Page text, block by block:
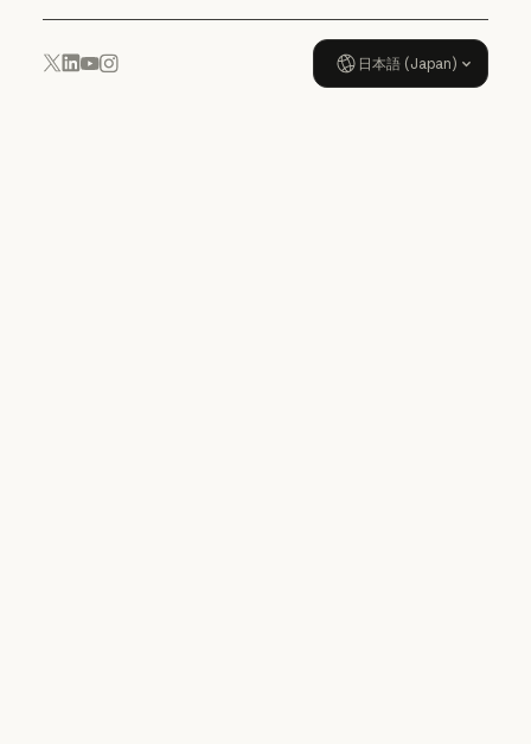
x.com
LinkedIn
YouTube
Instagram 日本語 (Japan)